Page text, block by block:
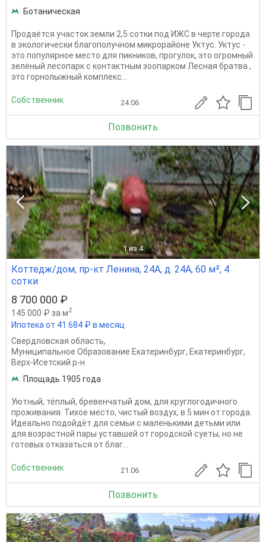
Ботаническая
Продаётся участок земли 2,5 сотки под ИЖС в черте города
в экологически благополучном микрорайоне Уктус. Уктус -
это популярное место для пикников, прогулок, это огромный
зелёный лесопарк с контактным зоопарком Лесная братва ,
это горнолыжный комплекс...
Собственник 24.06
Позвонить
1 из 4
Коттедж/дом, пр-кт Ленина, 24А, д. 24А, 60 м², 4
сотки
8 700 000 ₽
145 000 ₽ за м2
Ипотека от 41 684 ₽ в месяц
Свердловская область,
Муниципальное Образование Екатеринбург, Екатеринбург,
Верх-Исетский р-н
Площадь 1905 года
Уютный, тёплый, бревенчатый дом, для круглогодичного
проживания. Тихое место, чистый воздух, в 5 мин от города.
Идеально подойдёт для семьи с маленькими детьми или
для возрастной пары уставшей от городской суеты, но не
готовых отказаться от благ...
Собственник 21.06
Позвонить